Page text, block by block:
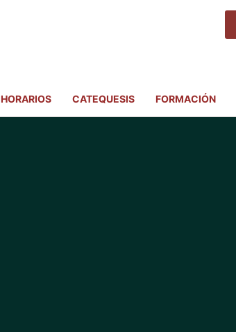
HORARIOS CATEQUESIS FORMACIÓN